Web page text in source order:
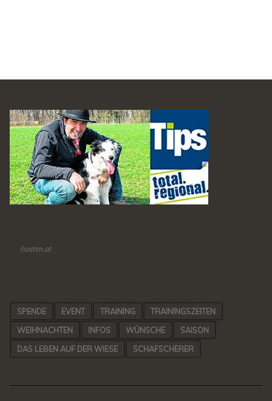
hueten.at
SPENDE EVENT TRAINING
TRAININGSZEITEN
WEIHNACHTEN
INFOS WÜNSCHE
SAISON
DAS LEBEN AUF DER WIESE
SCHAFSCHERER